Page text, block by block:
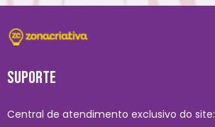
SUPORTE
Central de atendimento exclusivo do site: